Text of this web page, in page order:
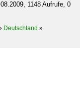
1148 Aufrufe, 0
Deutschland »